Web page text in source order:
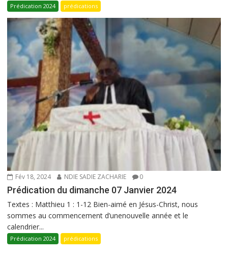
Prédication 2024 prédications
Fév 18, 2024 NDIE SADIE ZACHARIE 0
Prédication du dimanche 07 Janvier 2024
Textes : Matthieu 1 : 1-12 Bien-aimé en Jésus-Christ, nous
sommes au commencement d’unenouvelle année et le
calendrier...
Prédication 2024 prédications